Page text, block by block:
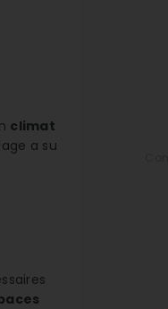
climat
a su